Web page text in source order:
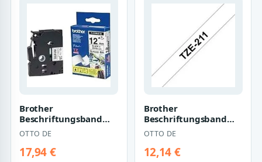
Brother
Beschriftungsband
TZe-FX231
OTTO DE
17,94 €
Brother
Beschriftungsband
TZe-211
OTTO DE
12,14 €